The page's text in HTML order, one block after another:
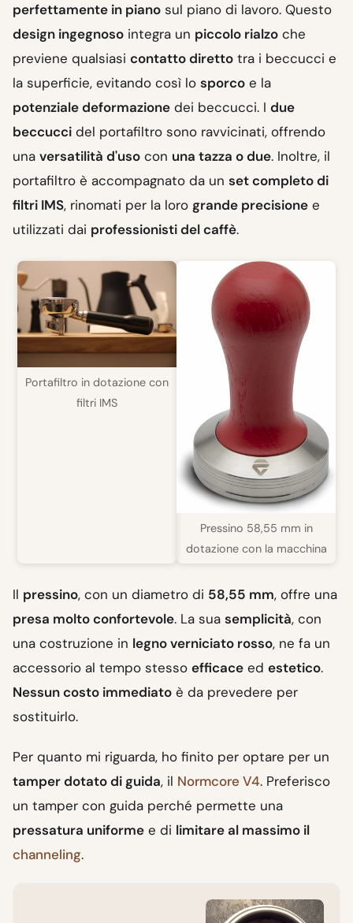
perfettamente in piano sul piano di lavoro. Questo
design ingegnoso integra un piccolo rialzo che
previene qualsiasi contatto diretto tra i beccucci e
la superficie, evitando così lo sporco e la
potenziale deformazione dei beccucci. I due
beccucci del portafiltro sono ravvicinati, offrendo
una versatilità d'uso con una tazza o due. Inoltre, il
portafiltro è accompagnato da un set completo di
filtri IMS, rinomati per la loro grande precisione e
utilizzati dai professionisti del caffè.
Portafiltro in dotazione con
filtri IMS
Pressino 58,55 mm in
dotazione con la macchina
Il pressino, con un diametro di 58,55 mm, offre una
presa molto confortevole. La sua semplicità, con
una costruzione in legno verniciato rosso, ne fa un
accessorio al tempo stesso efficace ed estetico.
Nessun costo immediato è da prevedere per
sostituirlo.
Per quanto mi riguarda, ho finito per optare per un
tamper dotato di guida, il Normcore V4. Preferisco
un tamper con guida perché permette una
pressatura uniforme e di limitare al massimo il
channeling.